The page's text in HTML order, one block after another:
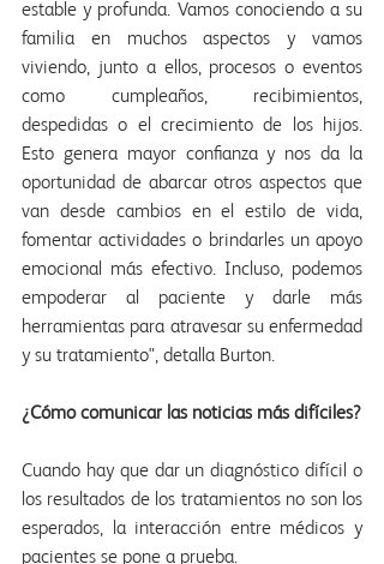
estable y profunda. Vamos conociendo a su
familia en muchos aspectos y vamos
viviendo, junto a ellos, procesos o eventos
como cumpleaños, recibimientos,
despedidas o el crecimiento de los hijos.
Esto genera mayor confianza y nos da la
oportunidad de abarcar otros aspectos que
van desde cambios en el estilo de vida,
fomentar actividades o brindarles un apoyo
emocional más efectivo. Incluso, podemos
empoderar al paciente y darle más
herramientas para atravesar su enfermedad
y su tratamiento", detalla Burton.
¿Cómo comunicar las noticias más difíciles?
Cuando hay que dar un diagnóstico difícil o
los resultados de los tratamientos no son los
esperados, la interacción entre médicos y
pacientes se pone a prueba.